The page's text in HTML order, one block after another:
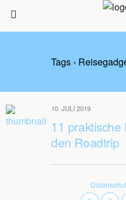
Tags ›
10. JULI 2019
11
den Roadtrip